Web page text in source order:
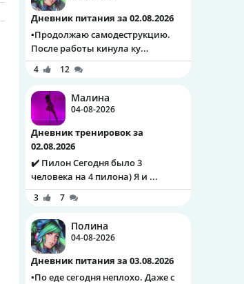
Дневник питания за 02.08.2026
▪️Продолжаю самодеструкцию.
После работы кинула ку...
4 12
Малина
04-08-2026
Дневник тренировок за
02.08.2026
✔️ Пилон Сегодня было 3
человека на 4 пилона) Я и ...
3 7
Полина
04-08-2026
Дневник питания за 03.08.2026
▪️По еде сегодня неплохо. Даже с